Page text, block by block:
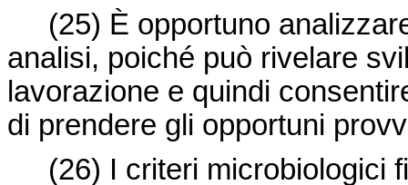
(25) È opportuno
analisi, poiché può rivelare
lavorazione e quindi
di prendere gli opportuni
(26) I criteri microbiologici